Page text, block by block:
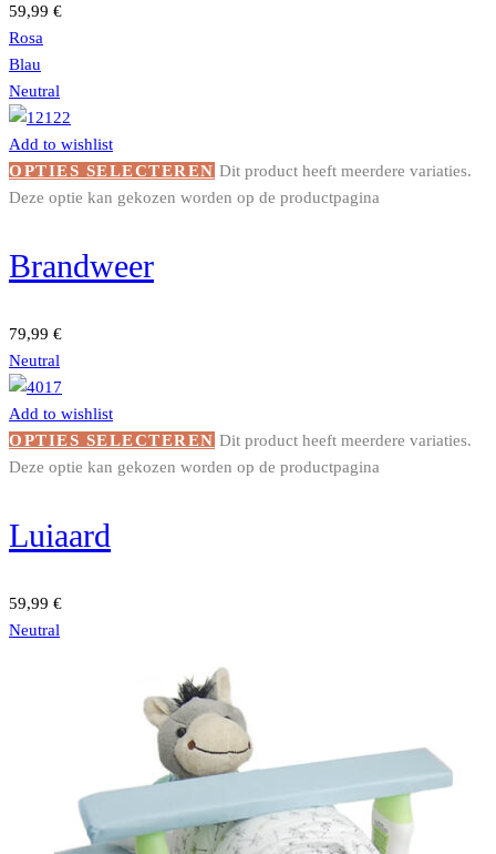
59,99 €
Rosa
Blau
Neutral
Add to wishlist
OPTIES SELECTEREN Dit product heeft meerdere variaties.
Deze optie kan gekozen worden op de productpagina
Brandweer
79,99 €
Neutral
Add to wishlist
OPTIES SELECTEREN Dit product heeft meerdere variaties.
Deze optie kan gekozen worden op de productpagina
Luiaard
59,99 €
Neutral